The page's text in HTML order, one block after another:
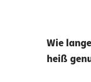
Wie
heiß